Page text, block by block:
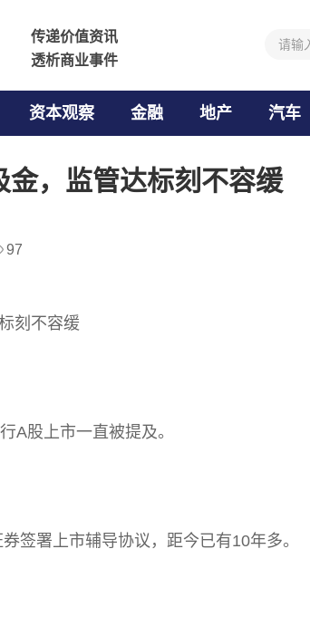
传递价值资讯
传递价值资讯
透析商业事件
透析商业事件
资本观察 金融 地产 汽车
，监管达标刻不容缓
97
A股上市一直被提及。
签署上市辅导协议，距今已有10年多。